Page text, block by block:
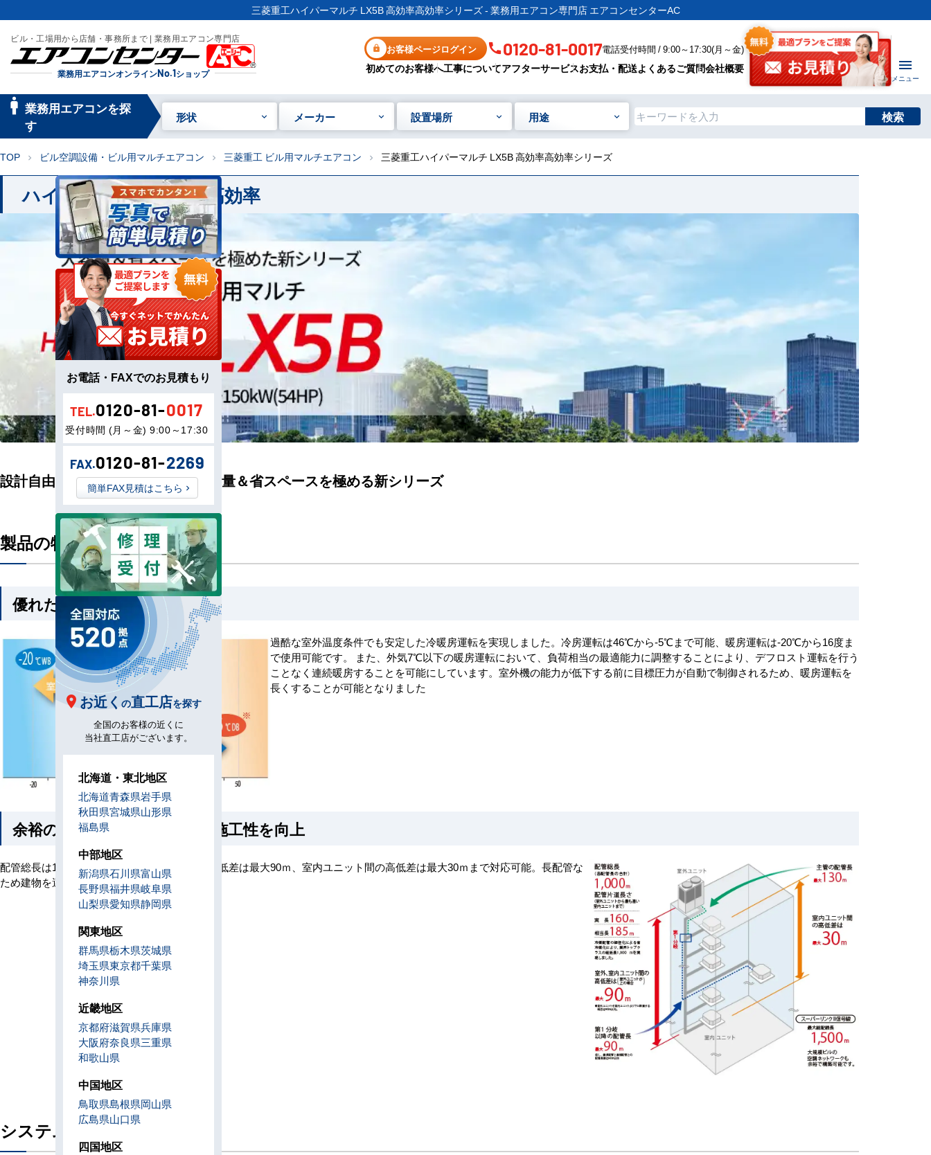
三菱重工ハイパーマルチ LX5B 高効率高効率シリーズ - 業務用エアコン専門店 エアコンセンターAC
ビル・工場用から店舗・事務所まで | 業務用エアコン専門店
業務用エアコンオンラインNo.1ショップ
お客様ページログイン 0120-81-0017電話受付時間 / 9:00～17:30(月～金)
初めてのお客様へ工事についてアフターサービスお支払・配送よくあるご質問会社概要
メニュー
manage_searc
業務用エアコンを探
す
形状 メーカー 設置場所 用途 検索
TOP chevron_right ビル空調設備・ビル用マルチエアコン chevron_right 三菱重工 ビル用マルチエアコン chevron_right 三菱重工ハイパーマルチ LX5B 高効率高効率シリーズ
ハイパーマルチ LX5B 高効率
設計自由度がさらに拡大された大容量＆省スペースを極める新シリーズ
製品の特長
優れた運転特性
過酷な室外温度条件でも安定した冷暖房運転を実現しました。冷房運転は46℃から‐5℃まで可能、暖房運転は-20℃から16度ま
で使用可能です。 また、外気7℃以下の暖房運転において、負荷相当の最適能力に調整することにより、デフロスト運転を行う
ことなく連続暖房することを可能にしています。室外機の能力が低下する前に目標圧力が自動で制御されるため、暖房運転を
長くすることが可能となりました
余裕の長配管で設計自由度と施工性を向上
配管総長は1000m、室外、室内ユニット間の高低差は最大90ｍ、室内ユニット間の高低差は最大30ｍまで対応可能。長配管な
ため建物を選びません。
システム一覧（室外機）
お電話・FAXでのお見積もり
TEL.0120-81-0017
受付時間 (月～金) 9:00～17:30
FAX.0120-81-2269
簡単FAX見積はこちら
お近く の直工店を探す
全国のお客様の近くに
当社直工店がございます。
北海道・東北地区
北海道青森県岩手県
秋田県宮城県山形県
福島県
中部地区
新潟県石川県富山県
長野県福井県岐阜県
山梨県愛知県静岡県
関東地区
群馬県栃木県茨城県
埼玉県東京都千葉県
神奈川県
近畿地区
京都府滋賀県兵庫県
大阪府奈良県三重県
和歌山県
中国地区
鳥取県島根県岡山県
広島県山口県
四国地区